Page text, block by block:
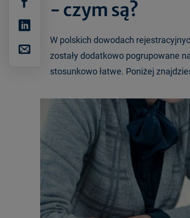
- czym są?
W polskich dowodach
zostały dodatkowo pogrupowane
stosunkowo łatwe. Poniżej